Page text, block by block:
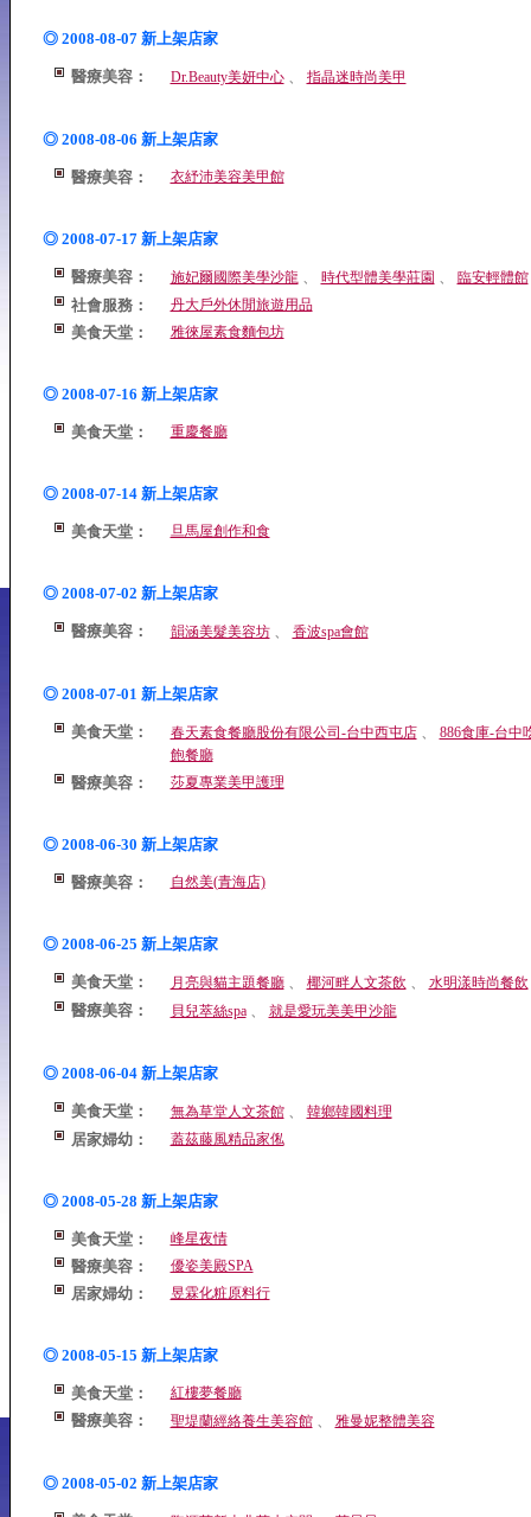
◎ 2008-08-07 新上架店家
醫療美容： Dr.Beauty美妍中心、 指晶迷時尚美甲
◎ 2008-08-06 新上架店家
醫療美容： 衣紓沛美容美甲館
◎ 2008-07-17 新上架店家
醫療美容： 施妃爾國際美學沙龍、 時代型體美學莊園 、 臨安輕體館
社會服務： 丹大戶外休閒旅遊用品
美食天堂： 雅徠屋素食麵包坊
◎ 2008-07-16 新上架店家
美食天堂： 重慶餐廳
◎ 2008-07-14 新上架店家
美食天堂： 旦馬屋創作和食
◎ 2008-07-02 新上架店家
醫療美容： 韻涵美髮美容坊、 香波spa會館
◎ 2008-07-01 新上架店家
美食天堂： 春天素食餐廳股份有限公司-台中西屯店、 886食庫-台中
飽餐廳
醫療美容： 莎夏專業美甲護理
◎ 2008-06-30 新上架店家
醫療美容： 自然美(青海店)
◎ 2008-06-25 新上架店家
美食天堂： 月亮與貓主題餐廳、 椰河畔人文茶飲 、 水明漾時尚餐飲
醫療美容： 貝兒萃絲spa、 就是愛玩美美甲沙龍
◎ 2008-06-04 新上架店家
美食天堂： 無為草堂人文茶館、 韓鄉韓國料理
居家婦幼： 蓋茲藤風精品家俬
◎ 2008-05-28 新上架店家
美食天堂： 峰星夜情
醫療美容： 優姿美殿SPA
居家婦幼： 昱霖化粧原料行
◎ 2008-05-15 新上架店家
美食天堂： 紅樓夢餐廳
醫療美容： 聖堤蘭經絡養生美容館、 雅曼妮整體美容
◎ 2008-05-02 新上架店家